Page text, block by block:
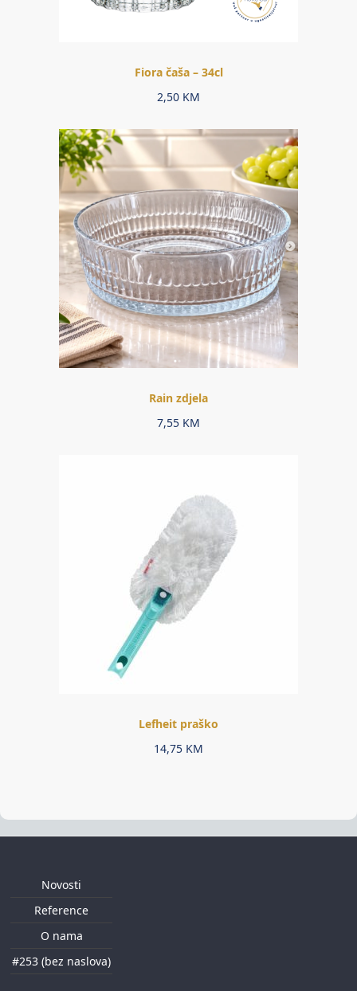
Fiora čaša – 34cl
2,50 KM
Rain zdjela
7,55 KM
Lefheit praško
14,75 KM
Novosti
Reference
O nama
#253 (bez naslova)